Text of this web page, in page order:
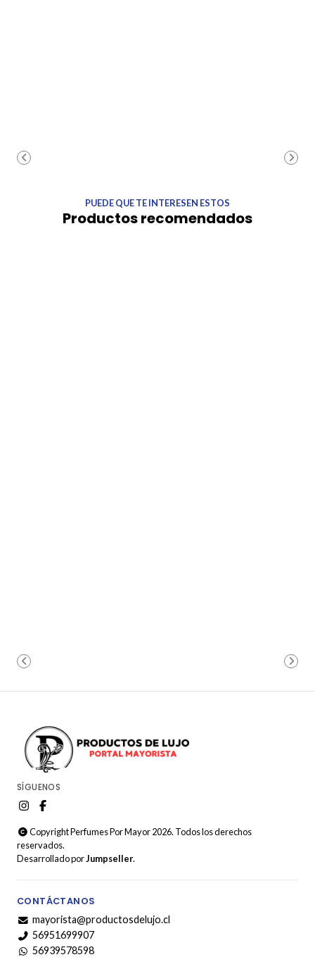
PUEDE QUE TE INTERESEN ESTOS
Productos recomendados
SÍGUENOS
Copyright Perfumes Por Mayor 2026. Todos los derechos
reservados.
Desarrollado porJumpseller.
CONTÁCTANOS
mayorista@productosdelujo.cl
56951699907
56939578598